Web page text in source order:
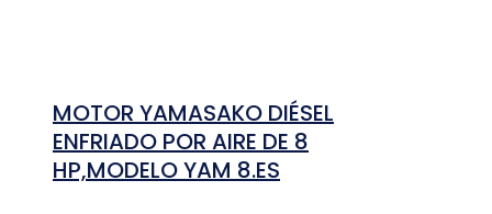
MOTOR YAMASAKO DIÉSEL
ENFRIADO POR AIRE DE 8
HP,MODELO YAM 8.ES